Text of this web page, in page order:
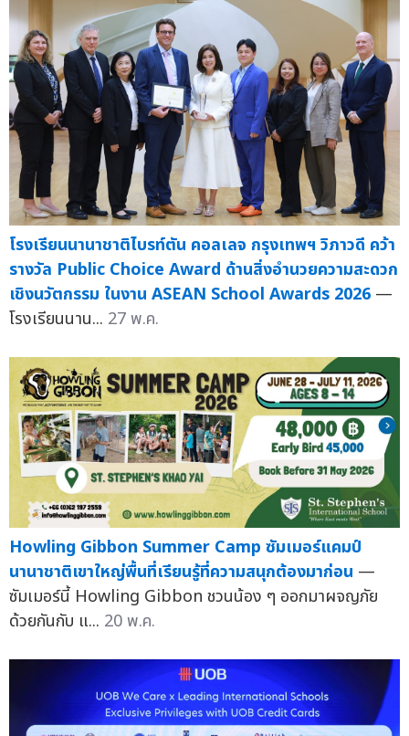
โรงเรียนนานาชาติไบรท์ตัน คอลเลจ กรุงเทพฯ วิภาวดี คว้า
รางวัล Public Choice Award ด้านสิ่งอำนวยความสะดวก
เชิงนวัตกรรม ในงาน ASEAN School Awards 2026 —
โรงเรียนนาน... 27 พ.ค.
Howling Gibbon Summer Camp ซัมเมอร์แคมป์
นานาชาติเขาใหญ่พื้นที่เรียนรู้ที่ความสนุกต้องมาก่อน —
ซัมเมอร์นี้ Howling Gibbon ชวนน้อง ๆ ออกมาผจญภัย
ด้วยกันกับ แ... 20 พ.ค.